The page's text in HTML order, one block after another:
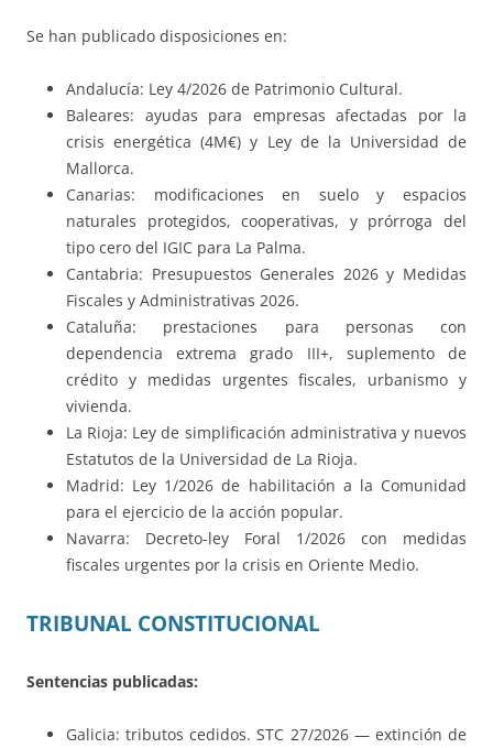
Se han publicado disposiciones en:
Andalucía: Ley 4/2026 de Patrimonio Cultural.
Baleares: ayudas para empresas afectadas por la
crisis energética (4M€) y Ley de la Universidad de
Mallorca.
Canarias: modificaciones en suelo y espacios
naturales protegidos, cooperativas, y prórroga del
tipo cero del IGIC para La Palma.
Cantabria: Presupuestos Generales 2026 y Medidas
Fiscales y Administrativas 2026.
Cataluña: prestaciones para personas con
dependencia extrema grado III+, suplemento de
crédito y medidas urgentes fiscales, urbanismo y
vivienda.
La Rioja: Ley de simplificación administrativa y nuevos
Estatutos de la Universidad de La Rioja.
Madrid: Ley 1/2026 de habilitación a la Comunidad
para el ejercicio de la acción popular.
Navarra: Decreto-ley Foral 1/2026 con medidas
fiscales urgentes por la crisis en Oriente Medio.
TRIBUNAL CONSTITUCIONAL
Sentencias publicadas:
Galicia: tributos cedidos. STC 27/2026 — extinción de